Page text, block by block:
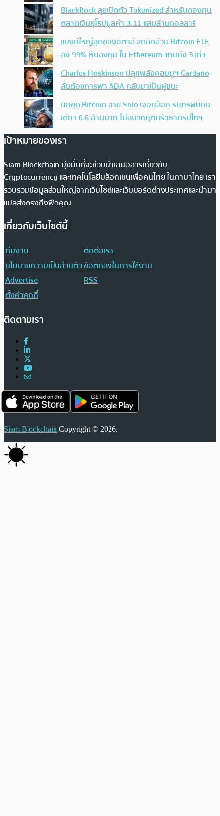
BlackRock ลุยเปิดตัว Tokenized สำหรับกองทุน
ตลาดเงินยุโรปมูลค่า 3.11 แสนล้านดอลลาร์
แบงก์ใหญ่สุดของอิตาลี ลดสัดส่วน Bitcoin ETF
ลง 99% หันลงทุน ใน Ethereum แทนถึง 3 เท่า
Charles Hoskinson ปลุกพลังคอมมูฯ Cardano
ลั่นต้องการพา ADA กลับมาเป็นผู้ชนะ
นักขุด Bitcoin สาย Solo เจอบล็อก รับทรัพย์คน
เดียว 6.6 ล้านบาท ไม่สนวิกฤตศรัทธาคริปโทฯ
เป้าหมายของเรา
Siam Blockchain มุ่งมั่นที่จะช่วยนำเสนอสารเกี่ยวกับ
Cryptocurrency และเทคโนโลยีบล็อกเชนเพื่อคนไทย ในภาษาไทย เรา
รวบรวมข้อมูลส่วนใหญ่จากเว็บไซต์และเว็บบอร์ดต่างประเทศและนำมา
แปลส่งตรงถึงฟีดคุณ
เกี่ยวกับเว็บไซต์นี้
ทีมงาน
ติดต่อเรา
นโยบายความเป็นส่วนตัวข้อตกลงในการใช้งาน
Advertise
RSS
ตั้งค่าคุกกี้
ติดตามเรา
Siam Blockchain Copyright © 2026.